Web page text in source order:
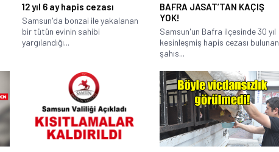
12 yıl 6 ay hapis cezası
Samsun'da bonzai ile yakalanan
bir tütün evinin sahibi
yargılandığı...
BAFRA JASAT’TAN KAÇIŞ
YOK!
Samsun'un Bafra ilçesinde 30 yıl
kesinleşmiş hapis cezası bulunan
şahıs...